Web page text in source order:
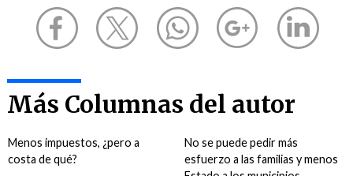
Más Columnas del autor
Menos impuestos, ¿pero a
costa de qué?
No se puede pedir más
esfuerzo a las familias y menos